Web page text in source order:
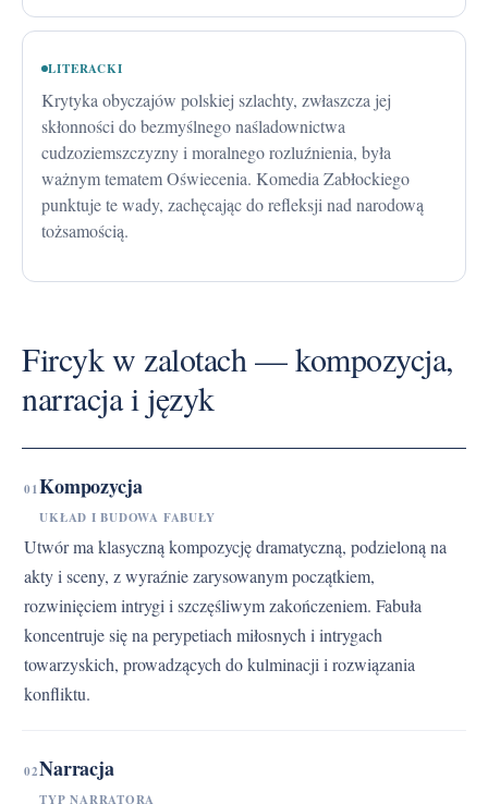
LITERACKI
Krytyka obyczajów polskiej szlachty, zwłaszcza jej
skłonności do bezmyślnego naśladownictwa
cudzoziemszczyzny i moralnego rozluźnienia, była
ważnym tematem Oświecenia. Komedia Zabłockiego
punktuje te wady, zachęcając do refleksji nad narodową
tożsamością.
Fircyk w zalotach — kompozycja,
narracja i język
01Kompozycja
UKŁAD I BUDOWA FABUŁY
Utwór ma klasyczną kompozycję dramatyczną, podzieloną na
akty i sceny, z wyraźnie zarysowanym początkiem,
rozwinięciem intrygi i szczęśliwym zakończeniem. Fabuła
koncentruje się na perypetiach miłosnych i intrygach
towarzyskich, prowadzących do kulminacji i rozwiązania
konfliktu.
02Narracja
TYP NARRATORA